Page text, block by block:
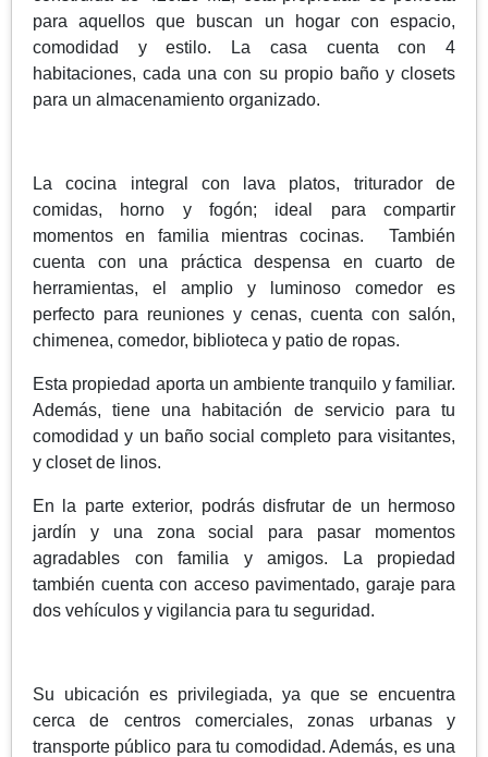
para aquellos que buscan un hogar con espacio,
comodidad y estilo. La casa cuenta con 4
habitaciones, cada una con su propio baño y closets
para un almacenamiento organizado.
La cocina integral con lava platos, triturador de
comidas, horno y fogón; ideal para compartir
momentos en familia mientras cocinas. También
cuenta con una práctica despensa en cuarto de
herramientas, el amplio y luminoso comedor es
perfecto para reuniones y cenas, cuenta con salón,
chimenea, comedor, biblioteca y patio de ropas.
Esta propiedad aporta un ambiente tranquilo y familiar.
Además, tiene una habitación de servicio para tu
comodidad y un baño social completo para visitantes,
y closet de linos.
En la parte exterior, podrás disfrutar de un hermoso
jardín y una zona social para pasar momentos
agradables con familia y amigos. La propiedad
también cuenta con acceso pavimentado, garaje para
dos vehículos y vigilancia para tu seguridad.
Su ubicación es privilegiada, ya que se encuentra
cerca de centros comerciales, zonas urbanas y
transporte público para tu comodidad. Además, es una